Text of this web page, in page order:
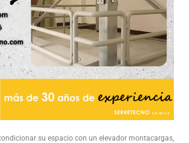
su espacio con un elevador montacargas,